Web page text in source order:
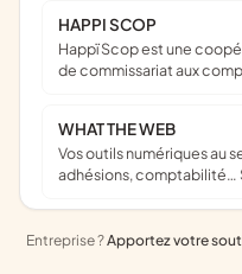
HAPPI SCOP
Happï Scop est une coopérative d’expertise comptable &
de commissariat aux
WHAT THE WEB
Vos outils numériques au service de votre mission : site web,
adhésions, comptabilité…
Entreprise ?Apportez votre